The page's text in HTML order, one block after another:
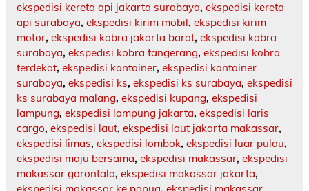
ekspedisi kereta api jakarta surabaya, ekspedisi kereta
api surabaya, ekspedisi kirim mobil, ekspedisi kirim
motor, ekspedisi kobra jakarta barat, ekspedisi kobra
surabaya, ekspedisi kobra tangerang, ekspedisi kobra
terdekat, ekspedisi kontainer, ekspedisi kontainer
surabaya, ekspedisi ks, ekspedisi ks surabaya, ekspedisi
ks surabaya malang, ekspedisi kupang, ekspedisi
lampung, ekspedisi lampung jakarta, ekspedisi laris
cargo, ekspedisi laut, ekspedisi laut jakarta makassar,
ekspedisi limas, ekspedisi lombok, ekspedisi luar pulau,
ekspedisi maju bersama, ekspedisi makassar, ekspedisi
makassar gorontalo, ekspedisi makassar jakarta,